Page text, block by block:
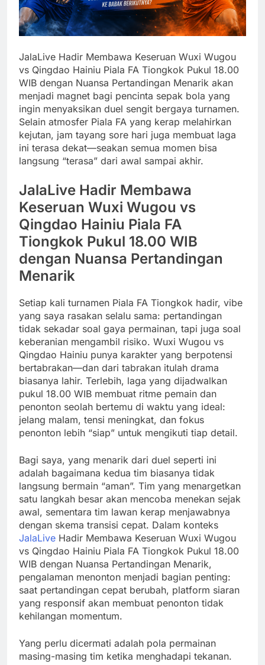
JalaLive Hadir Membawa Keseruan Wuxi Wugou
vs Qingdao Hainiu Piala FA Tiongkok Pukul 18.00
WIB dengan Nuansa Pertandingan Menarik akan
menjadi magnet bagi pencinta sepak bola yang
ingin menyaksikan duel sengit bergaya turnamen.
Selain atmosfer Piala FA yang kerap melahirkan
kejutan, jam tayang sore hari juga membuat laga
ini terasa dekat—seakan semua momen bisa
langsung “terasa” dari awal sampai akhir.
JalaLive Hadir Membawa
Keseruan Wuxi Wugou vs
Qingdao Hainiu Piala FA
Tiongkok Pukul 18.00 WIB
dengan Nuansa Pertandingan
Menarik
Setiap kali turnamen Piala FA Tiongkok hadir, vibe
yang saya rasakan selalu sama: pertandingan
tidak sekadar soal gaya permainan, tapi juga soal
keberanian mengambil risiko. Wuxi Wugou vs
Qingdao Hainiu punya karakter yang berpotensi
bertabrakan—dan dari tabrakan itulah drama
biasanya lahir. Terlebih, laga yang dijadwalkan
pukul 18.00 WIB membuat ritme pemain dan
penonton seolah bertemu di waktu yang ideal:
jelang malam, tensi meningkat, dan fokus
penonton lebih “siap” untuk mengikuti tiap detail.
Bagi saya, yang menarik dari duel seperti ini
adalah bagaimana kedua tim biasanya tidak
langsung bermain “aman”. Tim yang menargetkan
satu langkah besar akan mencoba menekan sejak
awal, sementara tim lawan kerap menjawabnya
dengan skema transisi cepat. Dalam konteks
JalaLive Hadir Membawa Keseruan Wuxi Wugou
vs Qingdao Hainiu Piala FA Tiongkok Pukul 18.00
WIB dengan Nuansa Pertandingan Menarik,
pengalaman menonton menjadi bagian penting:
saat pertandingan cepat berubah, platform siaran
yang responsif akan membuat penonton tidak
kehilangan momentum.
Yang perlu dicermati adalah pola permainan
masing-masing tim ketika menghadapi tekanan.